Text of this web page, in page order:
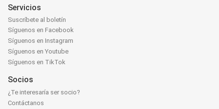
Servicios
Suscríbete al boletín
Síguenos en Facebook
Síguenos en Instagram
Síguenos en Youtube
Síguenos en TikTok
Socios
¿Te interesaría ser socio?
Contáctanos